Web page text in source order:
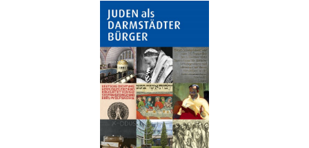
Bildergalerie überspringen